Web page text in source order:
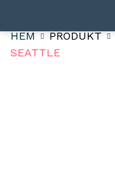
HEM PRODUKT
SEATTLE